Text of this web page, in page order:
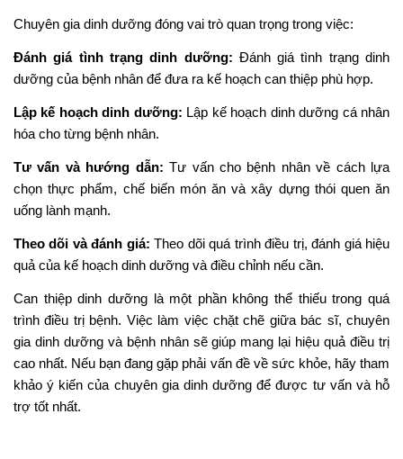
Chuyên gia dinh dưỡng đóng vai trò quan trọng trong việc:
Đánh giá tình trạng dinh dưỡng: Đánh giá tình trạng dinh
dưỡng của bệnh nhân để đưa ra kế hoạch can thiệp phù hợp.
Lập kế hoạch dinh dưỡng: Lập kế hoạch dinh dưỡng cá nhân
hóa cho từng bệnh nhân.
Tư vấn và hướng dẫn: Tư vấn cho bệnh nhân về cách lựa
chọn thực phẩm, chế biến món ăn và xây dựng thói quen ăn
uống lành mạnh.
Theo dõi và đánh giá: Theo dõi quá trình điều trị, đánh giá hiệu
quả của kế hoạch dinh dưỡng và điều chỉnh nếu cần.
Can thiệp dinh dưỡng là một phần không thể thiếu trong quá
trình điều trị bệnh. Việc làm việc chặt chẽ giữa bác sĩ, chuyên
gia dinh dưỡng và bệnh nhân sẽ giúp mang lại hiệu quả điều trị
cao nhất. Nếu bạn đang gặp phải vấn đề về sức khỏe, hãy tham
khảo ý kiến của chuyên gia dinh dưỡng để được tư vấn và hỗ
trợ tốt nhất.